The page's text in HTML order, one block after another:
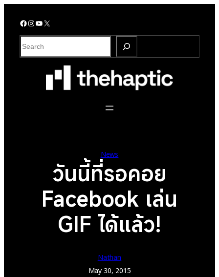
Facebook InstagramYouTube X
S
e
News
วันนี้ที่รอคอย
Facebook เล่น
GIF ได้แล้ว!
Nathan
May 30, 2015